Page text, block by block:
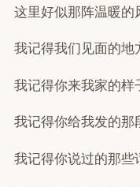
这里好似那阵温暖的
我记得我们见面的地
我记得你来我家的样
我记得你给我发的那
我记得你说过的那些